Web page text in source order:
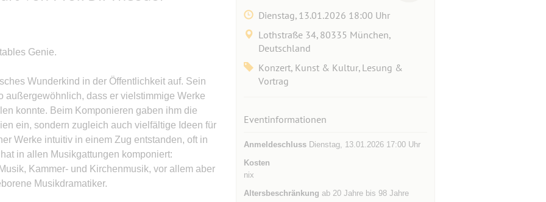
Genie.
Wunderkind in der Öffentlichkeit auf. Sein
außergewöhnlich, dass er vielstimmige Werke
konnte. Beim Komponieren gaben ihm die
ein, sondern zugleich auch vielfältige Ideen für
Werke intuitiv in einem Zug entstanden, oft in
in allen Musik­gattungen komponiert:
Kammer- und Kirchenmusik, vor allem aber
Musikdramatiker.
Dienstag, 13.01.2026 18:00 Uhr
Lothstraße 34, 80335 München,
Deutschland
Konzert, Kunst & Kultur, Lesung &
Vortrag
Eventinformationen
AnmeldeschlussDienstag, 13.01.2026 17:00 Uhr
Kosten
nix
Altersbeschränkung ab 20 Jahre bis 98 Jahre